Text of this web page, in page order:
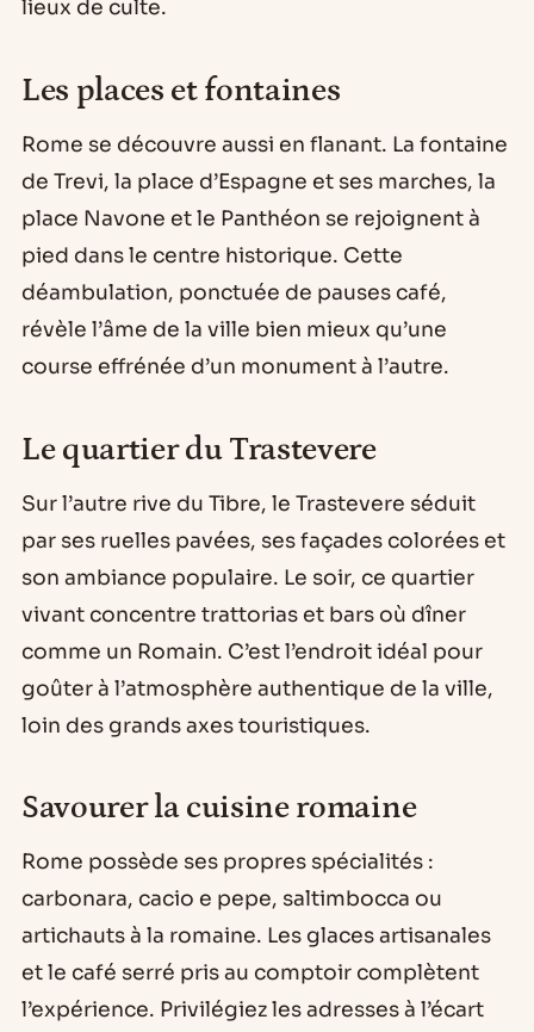
lieux de culte.
Les places et fontaines
Rome se découvre aussi en flanant. La fontaine
de Trevi, la place d’Espagne et ses marches, la
place Navone et le Panthéon se rejoignent à
pied dans le centre historique. Cette
déambulation, ponctuée de pauses café,
révèle l’âme de la ville bien mieux qu’une
course effrénée d’un monument à l’autre.
Le quartier du Trastevere
Sur l’autre rive du Tibre, le Trastevere séduit
par ses ruelles pavées, ses façades colorées et
son ambiance populaire. Le soir, ce quartier
vivant concentre trattorias et bars où dîner
comme un Romain. C’est l’endroit idéal pour
goûter à l’atmosphère authentique de la ville,
loin des grands axes touristiques.
Savourer la cuisine romaine
Rome possède ses propres spécialités :
carbonara, cacio e pepe, saltimbocca ou
artichauts à la romaine. Les glaces artisanales
et le café serré pris au comptoir complètent
l’expérience. Privilégiez les adresses à l’écart